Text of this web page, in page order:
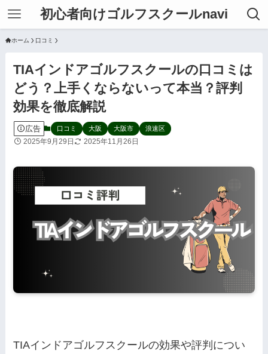
初心者向けゴルフスクールnavi
ホーム 口コミ
TIAインドアゴルフスクールの口コミは
どう？上手くならないって本当？評判
効果を徹底解説
広告 口コミ 大阪 大阪市 浪速区
2025年9月29日 2025年11月26日
TIAインドアゴルフスクールの効果や評判につい